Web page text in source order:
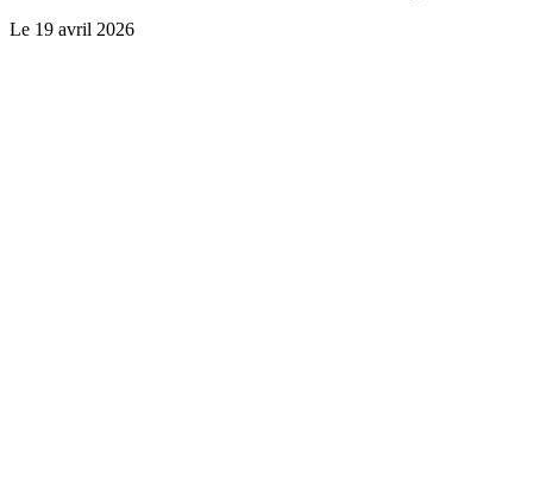
Le 19 avril 2026